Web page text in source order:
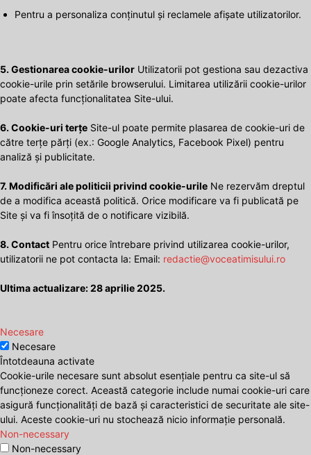
Pentru a personaliza conținutul și reclamele afișate utilizatorilor.
5. Gestionarea cookie-urilor Utilizatorii pot gestiona sau dezactiva
cookie-urile prin setările browserului. Limitarea utilizării cookie-urilor
poate afecta funcționalitatea Site-ului.
6. Cookie-uri terțe Site-ul poate permite plasarea de cookie-uri de
către terțe părți (ex.: Google Analytics, Facebook Pixel) pentru
analiză și publicitate.
7. Modificări ale politicii privind cookie-urile Ne rezervăm dreptul
de a modifica această politică. Orice modificare va fi publicată pe
Site și va fi însoțită de o notificare vizibilă.
8. Contact Pentru orice întrebare privind utilizarea cookie-urilor,
utilizatorii ne pot contacta la: Email: redactie@voceatimisului.ro
Ultima actualizare: 28 aprilie 2025.
Necesare
Necesare
Întotdeauna activate
Cookie-urile necesare sunt absolut esențiale pentru ca site-ul să
funcționeze corect. Această categorie include numai cookie-uri care
asigură funcționalități de bază și caracteristici de securitate ale site-
ului. Aceste cookie-uri nu stochează nicio informație personală.
Non-necessary
Non-necessary